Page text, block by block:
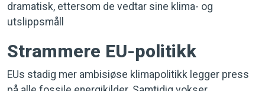
dramatisk, ettersom de vedtar sine klima- og
utslippsmåll
Strammere EU-politikk
EUs stadig mer ambisiøse klimapolitikk legger press